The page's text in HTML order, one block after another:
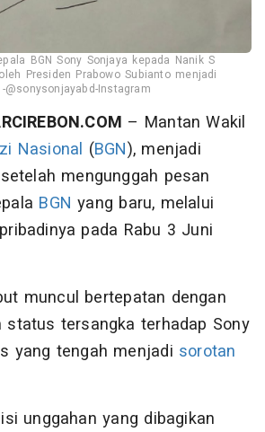
BGN Sony Sonjaya kepada Nanik S
Presiden Prabowo Subianto menjadi
Instagram
– Mantan Wakil
Nasional (BGN), menjadi
mengunggah pesan
BGN yang baru, melalui
pada Rabu 3 Juni
muncul bertepatan dengan
status tersangka terhadap Sony
yang tengah menjadi sorotan
unggahan yang dibagikan